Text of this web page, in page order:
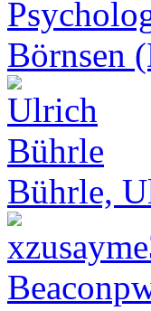
Börnsen
Bührle,